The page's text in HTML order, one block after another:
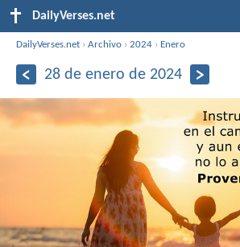
DailyVerses.net
DailyVerses.net ›Archivo ›2024 › Enero
28 de enero de 2024